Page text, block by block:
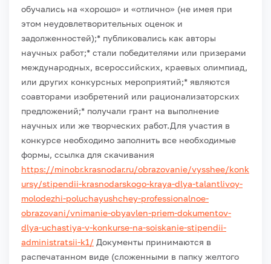
обучались на «хорошо» и «отлично» (не имея при
этом неудовлетворительных оценок и
задолженностей);* публиковались как авторы
научных работ;* стали победителями или призерами
международных, всероссийских, краевых олимпиад,
или других конкурсных мероприятий;* являются
соавторами изобретений или рационализаторских
предложений;* получали грант на выполнение
научных или же творческих работ.Для участия в
конкурсе необходимо заполнить все необходимые
формы, ссылка для скачивания
https://minobr.krasnodar.ru/obrazovanie/vysshee/konk
ursy/stipendii-krasnodarskogo-kraya-dlya-talantlivoy-
molodezhi-poluchayushchey-professionalnoe-
obrazovani/vnimanie-obyavlen-priem-dokumentov-
dlya-uchastiya-v-konkurse-na-soiskanie-stipendii-
administratsii-k1/ Документы принимаются в
распечатанном виде (сложенными в папку желтого